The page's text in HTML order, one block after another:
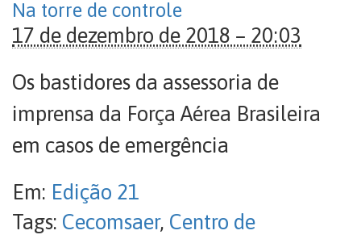
Na torre de controle
17 de dezembro de 2018 – 20:03
Os bastidores da assessoria de
imprensa da Força Aérea Brasileira
em casos de emergência
Em: Edição 21
Tags: Cecomsaer, Centro de